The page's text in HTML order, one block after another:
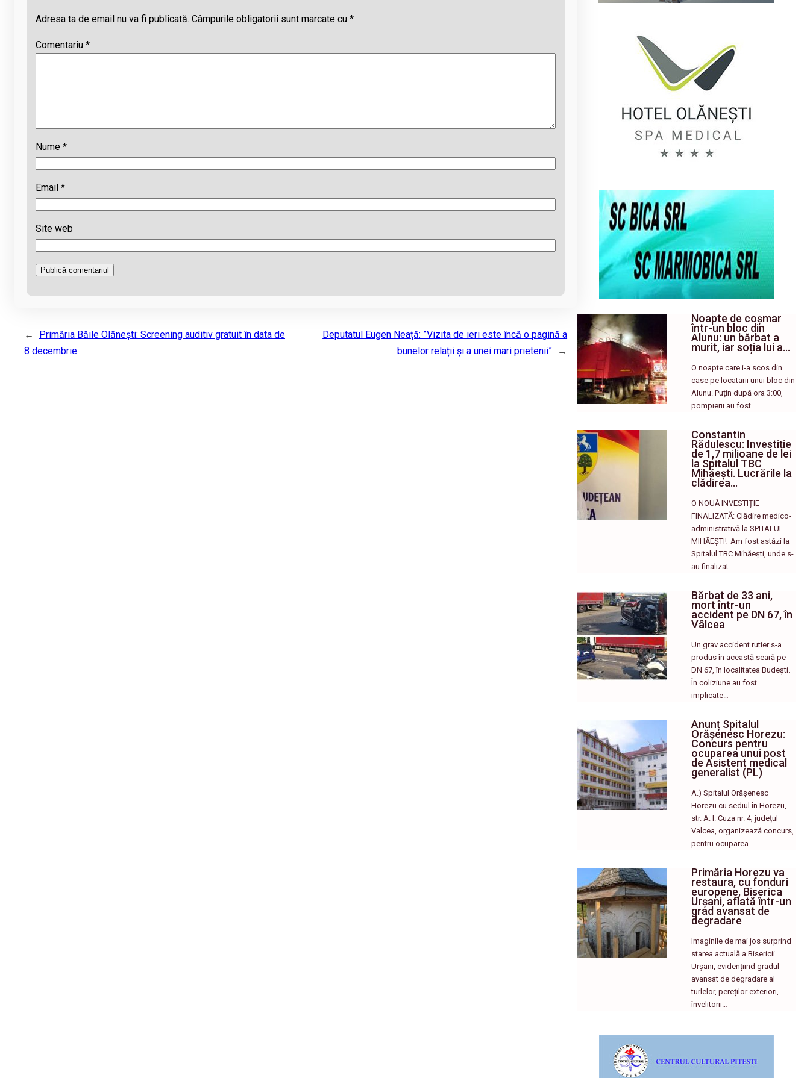
Adresa ta de email nu va fi publicată. Câmpurile obligatorii sunt marcate cu *
Comentariu *
Nume *
Email *
Site web
←
Primăria Băile Olănești: Screening auditiv gratuit în data de
8 decembrie
Deputatul Eugen Neață: ”Vizita de ieri este încă o pagină a
bunelor relații și a unei mari prietenii”
→
Noapte de coșmar
într-un bloc din
Alunu: un bărbat a
murit, iar soția lui a…
O noapte care i-a scos din
case pe locatarii unui bloc din
Alunu. Puțin după ora 3:00,
pompierii au fost…
Constantin
Rădulescu: Investiție
de 1,7 milioane de lei
la Spitalul TBC
Mihăești. Lucrările la
clădirea…
O NOUĂ INVESTIȚIE
FINALIZATĂ: Clădire medico-
administrativă la SPITALUL
MIHĂEȘTI! ​ Am fost astăzi la
Spitalul TBC Mihăești, unde s-
au finalizat…
Bărbat de 33 ani,
mort într-un
accident pe DN 67, în
Vâlcea
Un grav accident rutier s-a
produs în această seară pe
DN 67, în localitatea Budești.
În coliziune au fost
implicate…
Anunț Spitalul
Orășenesc Horezu:
Concurs pentru
ocuparea unui post
de Asistent medical
generalist (PL)
A.) Spitalul Orășenesc
Horezu cu sediul în Horezu,
str. A. I. Cuza nr. 4, județul
Valcea, organizează concurs,
pentru ocuparea…
Primăria Horezu va
restaura, cu fonduri
europene, Biserica
Urșani, aflată într-un
grad avansat de
degradare
Imaginile de mai jos surprind
starea actuală a Bisericii
Urșani, evidențiind gradul
avansat de degradare al
turlelor, pereților exteriori,
învelitorii…